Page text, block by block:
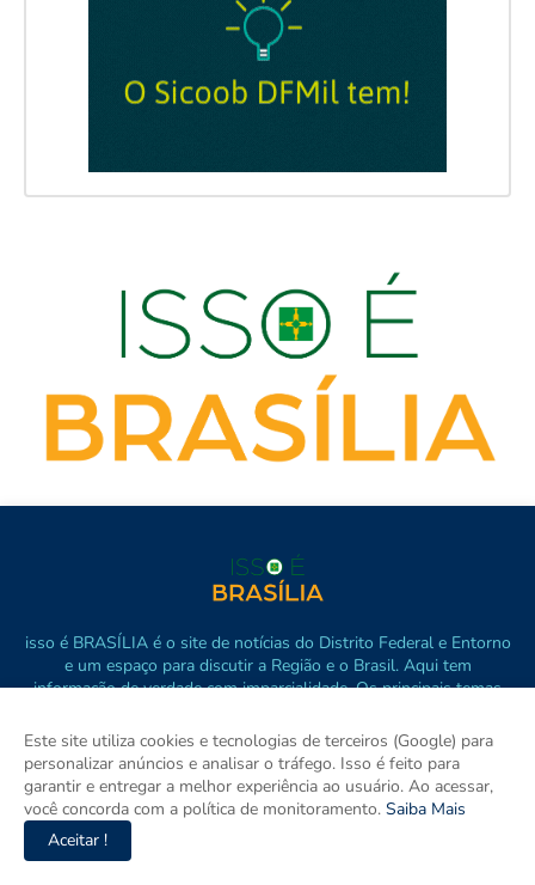
isso é BRASÍLIA é o site de notícias do Distrito Federal e Entorno
e um espaço para discutir a Região e o Brasil. Aqui tem
informação de verdade com imparcialidade. Os principais temas
Este site utiliza cookies e tecnologias de terceiros (Google) para
personalizar anúncios e analisar o tráfego. Isso é feito para
garantir e entregar a melhor experiência ao usuário. Ao acessar,
você concorda com a política de monitoramento. Saiba Mais
Aceitar !